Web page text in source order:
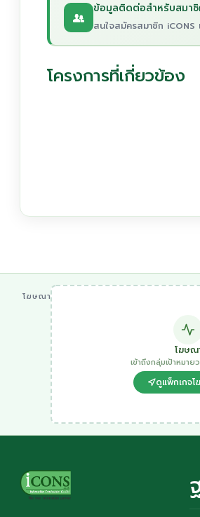
ข้อมูลติดต่อสำหรับสมาชิ
สนใจสมัครสมาชิก iCONS
โครงการที่เกี่ยวข้อง
โฆษณา
โฆษณ
เข้าถึงกลุ่มเป้าหมาย
ดูแพ็กเกจ